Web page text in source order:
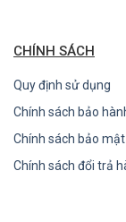
CHÍNH SÁCH
Quy định sử dụng
Chính sách bảo
Chính sách bảo
Chính sách đổi trả